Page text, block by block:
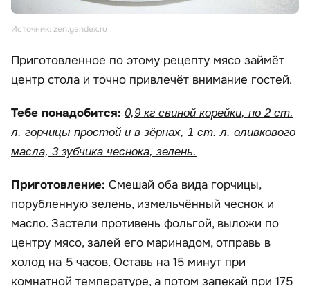
Источник: zen.yandex.ru
Приготовленное по этому рецепту мясо займёт
центр стола и точно привлечёт внимание гостей.
Тебе понадобится: 0,9 кг свиной корейки, по 2 ст.
л. горчицы простой и в зёрнах, 1 ст. л. оливкового
масла, 3 зубчика чеснока, зелень.
Приготовление: Смешай оба вида горчицы,
порубленную зелень, измельчённый чеснок и
масло. Застели противень фольгой, выложи по
центру мясо, залей его маринадом, отправь в
холод на 5 часов. Оставь на 15 минут при
комнатной температуре, а потом запекай при 175